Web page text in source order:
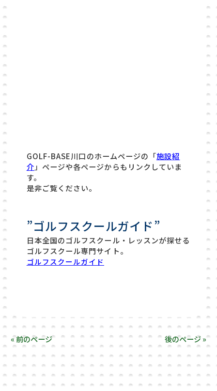
GOLF-BASE川口のホームページの「施設紹
介 」ページや各ページからもリンクしていま
す。
是非ご覧ください。
”ゴルフスクールガイド”
日本全国のゴルフスクール・レッスンが探せる
ゴルフスクール専門サイト。
ゴルフスクールガイド
« 前のページ 後のページ »